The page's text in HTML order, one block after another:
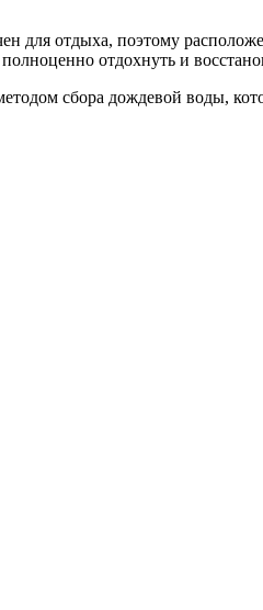
для отдыха, поэтому
отдохнуть и
сбора дождевой воды,